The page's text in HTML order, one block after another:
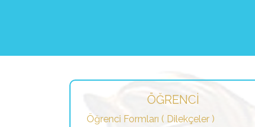
ÖĞRENCİ
Öğrenci Formları ( Dilekçeler )